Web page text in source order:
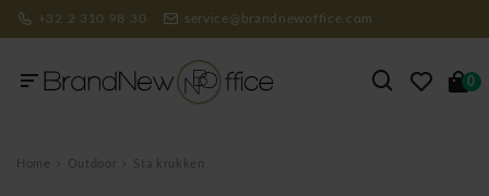
+32 2 310 98 30 service@brandnewoffice.com
0
Home Outdoor Sta krukken